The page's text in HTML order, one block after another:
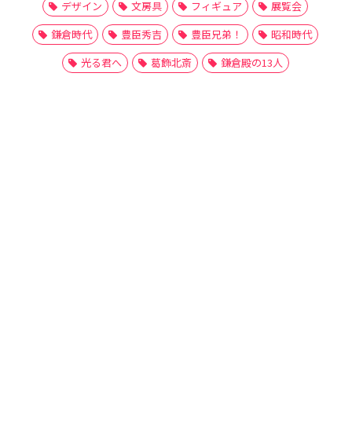
デザイン
文房具 フィギュア
展覧会
鎌倉時代
豊臣秀吉 豊臣兄弟！
昭和時代
光る君へ
葛飾北斎 鎌倉殿の13人